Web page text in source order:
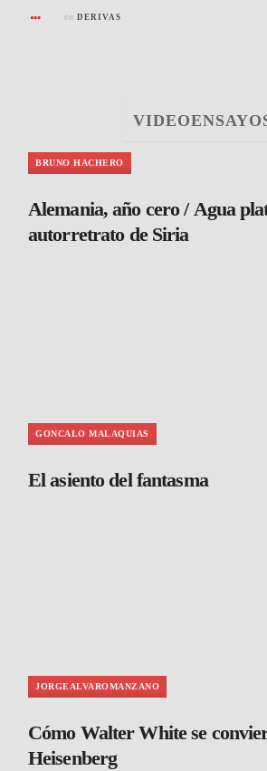
en DERIVAS
BRUNO HACHERO
Alemania, año cero / Agua
autorretrato de Siria
GONCALO MALAQUIAS
El asiento del fantasma
JORGEALVAROMANZANO
Cómo Walter White se
Heisenberg